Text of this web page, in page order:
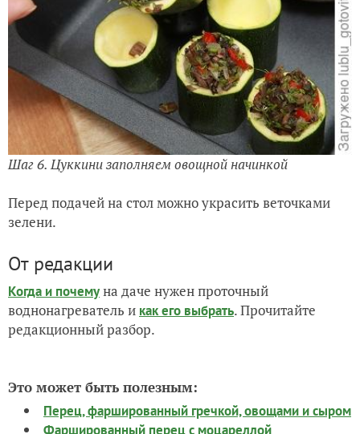
Шаг 6. Цуккини заполняем овощной начинкой
Перед подачей на стол можно украсить веточками
зелени.
От редакции
Когда и почемуна даче нужен проточный
воднонагреватель и как его выбрать. Прочитайте
редакционный разбор.
Это может быть полезным:
Перец, фаршированный гречкой, овощами и сыром
Фаршированный перец с моцареллой